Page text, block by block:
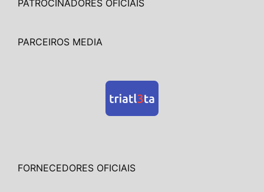
PATROCINADORES OFICIAIS
PARCEIROS MEDIA
FORNECEDORES OFICIAIS